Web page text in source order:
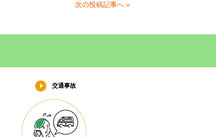
次の投稿記事へ »
交通事故